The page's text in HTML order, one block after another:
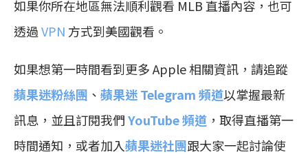
如果你所在地區無法順利觀看 MLB 直播內容，也可
透過VPN 方式到美國觀看。
如果想第一時間看到更多 Apple 相關資訊，請追蹤
蘋果迷粉絲團 、 蘋果迷 Telegram 頻道以掌握最新
訊息，並且訂閱我們YouTube 頻道 ，取得直播第一
時間通知，或者加入蘋果迷社團跟大家一起討論使